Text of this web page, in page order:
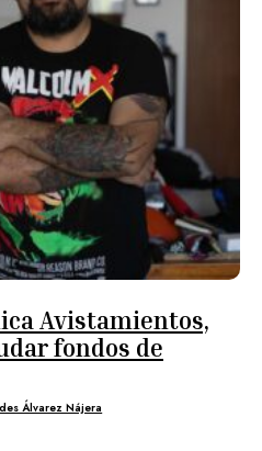
Avistamientos,
fondos de
Álvarez Nájera